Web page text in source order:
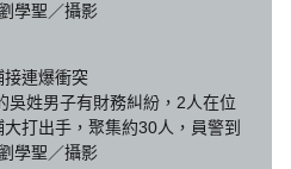
學聖／攝影
吳姓男子有財務糾紛，2人在位
打出手，聚集約30人，員警到
學聖／攝影